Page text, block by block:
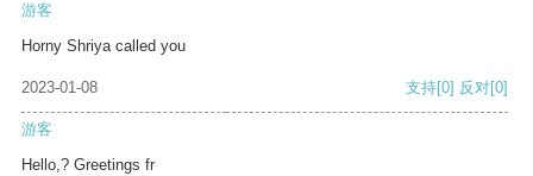
游客
Horny Shriya called you
2023-01-08 支持[0] 反对[0]
游客
Hello,? Greetings fr